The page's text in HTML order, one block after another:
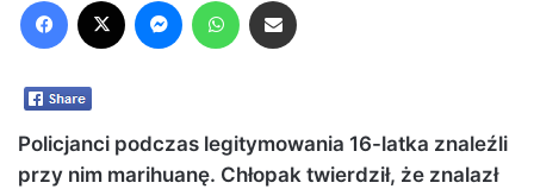
Policjanci podczas legitymowania 16-latka znaleźli
przy nim marihuanę. Chłopak twierdził, że znalazł